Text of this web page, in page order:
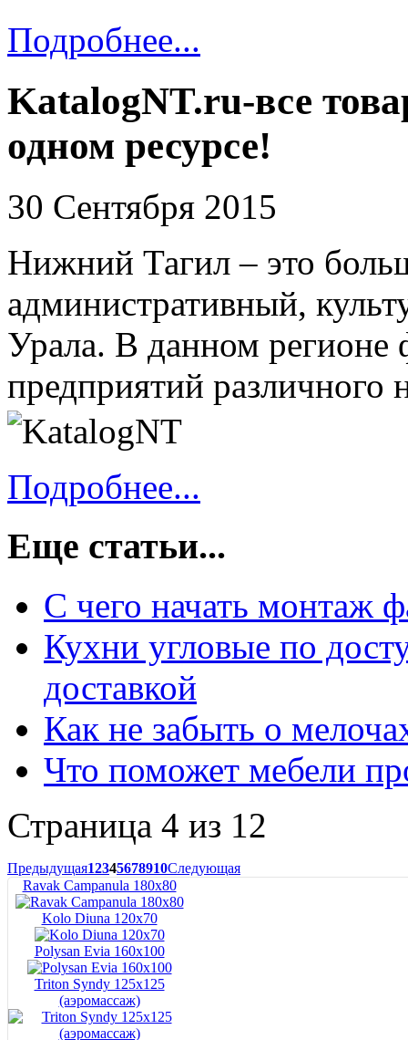
Подробнее...
KatalogNT.ru-все
одном ресурсе!
30 Сентября 2015
Нижний Тагил – это
административный,
Урала. В данном регионе
предприятий различного
Подробнее...
Еще статьи...
С чего начать монтаж
Кухни угловые по
доставкой
Как не забыть о
Что поможет мебели
Страница 4 из 12
Предыдущая12345678910Следующая
Ravak Campanula 180x80
Kolo Diuna 120х70
Polysan Evia 160x100
Triton Syndy 125x125
(аэромассаж)